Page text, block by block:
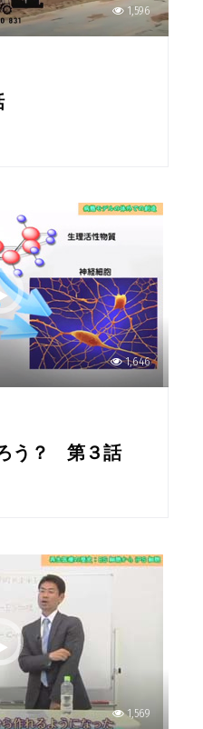
1,596
1,646
う？ 第３話
1,569